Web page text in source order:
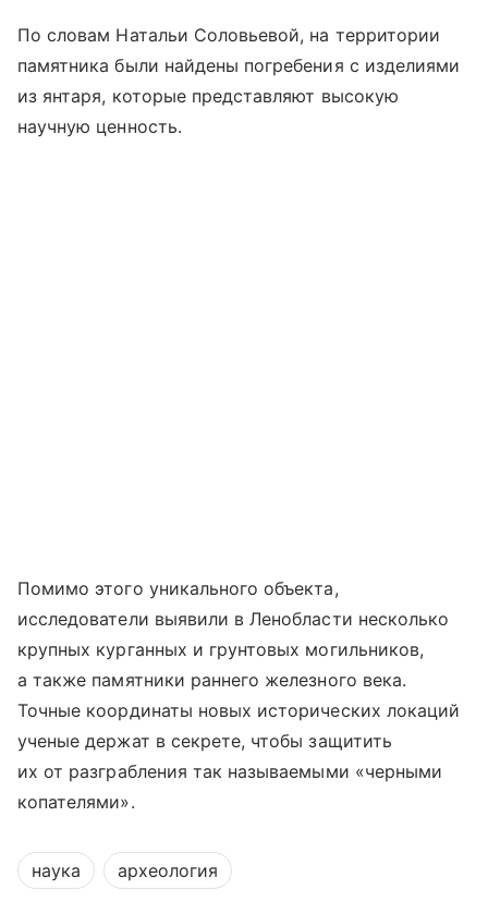
По словам Натальи Соловьевой, на территории
памятника были найдены погребения с изделиями
из янтаря, которые представляют высокую
научную ценность.
Помимо этого уникального объекта,
исследователи выявили в Ленобласти несколько
крупных курганных и грунтовых могильников,
а также памятники раннего железного века.
Точные координаты новых исторических локаций
ученые держат в секрете, чтобы защитить
их от разграбления так называемыми «черными
копателями».
наука археология